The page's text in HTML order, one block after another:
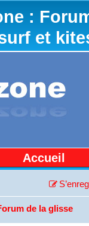
:
et
Accueil
de la glisse